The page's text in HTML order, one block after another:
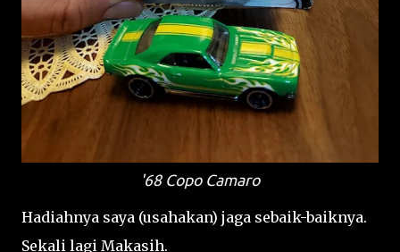
'68 Copo Camaro
Hadiahnya saya (usahakan) jaga sebaik-baiknya.
Sekali lagi Makasih.